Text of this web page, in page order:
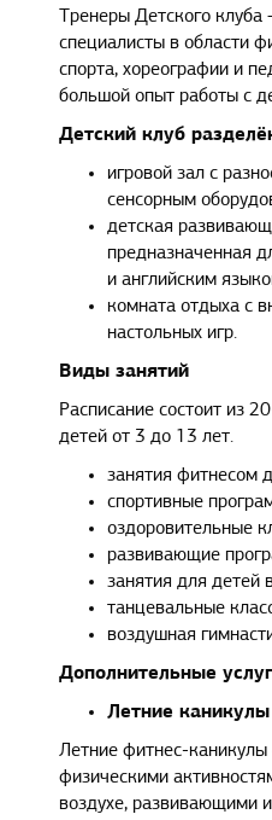
Тренеры Детского
специалисты в области
спорта, хореографии и
большой опыт работы с
Детский клуб
игровой зал с
сенсорным
детская
предназначенная
и английским
комната отдыха с
настольных игр.
Виды занятий
Расписание состоит из
детей от 3 до 13 лет.
занятия фитнесом
спортивные
оздоровительные
развивающие
занятия для детей
танцевальные
воздушная
Дополнительные
Летние каникулы
Летние фитнес-
физическими
воздухе, развивающими